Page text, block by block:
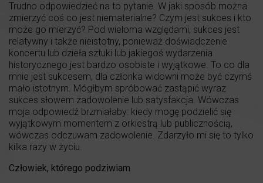
Trudno odpowiedzieć na to pytanie. W jaki sposób można
zmierzyć coś co jest niematerialne? Czym jest sukces i kto
może go mierzyć? Pod wieloma względami, sukces jest
relatywny i także nieistotny, ponieważ doświadczenie
koncertu lub dzieła sztuki lub jakiegoś wydarzenia
historycznego jest bardzo osobiste i wyjątkowe. To co dla
mnie jest sukcesem, dla członka widowni może być czymś
mało istotnym. Mógłbym spróbować zastąpić wyraz
sukces słowem zadowolenie lub satysfakcja. Wówczas
moja odpowiedź brzmiałaby: kiedy mogę podzielić się
wyjątkowym momentem z orkiestrą lub publicznością,
wówczas odczuwam zadowolenie. Zdarzyło mi się to tylko
kilka razy w życiu.
Człowiek, którego podziwiam